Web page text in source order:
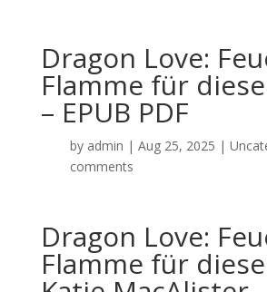
Dragon Love:
Flamme für
– EPUB PDF
by admin | Aug 25, 2025 |
comments
Dragon Love:
Flamme für